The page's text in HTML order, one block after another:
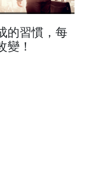
的習慣，每
變！